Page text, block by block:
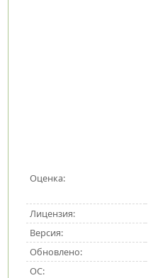
Оценка:
Лицензия:
Версия:
Обновлено:
ОС: